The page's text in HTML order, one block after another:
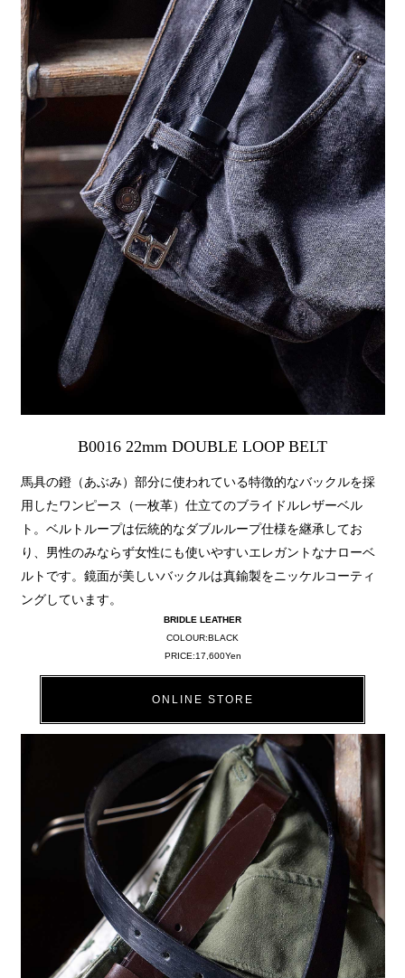
B0016 22mm DOUBLE LOOP BELT
馬具の鐙（あぶみ）部分に使われている特徴的なバックルを採
用したワンピース（一枚革）仕立てのブライドルレザーベル
ト。ベルトループは伝統的なダブルループ仕様を継承してお
り、男性のみならず女性にも使いやすいエレガントなナローベ
ルトです。鏡面が美しいバックルは真鍮製をニッケルコーティ
ングしています。
BRIDLE LEATHER
COLOUR:BLACK
PRICE:17,600Yen
ONLINE STORE